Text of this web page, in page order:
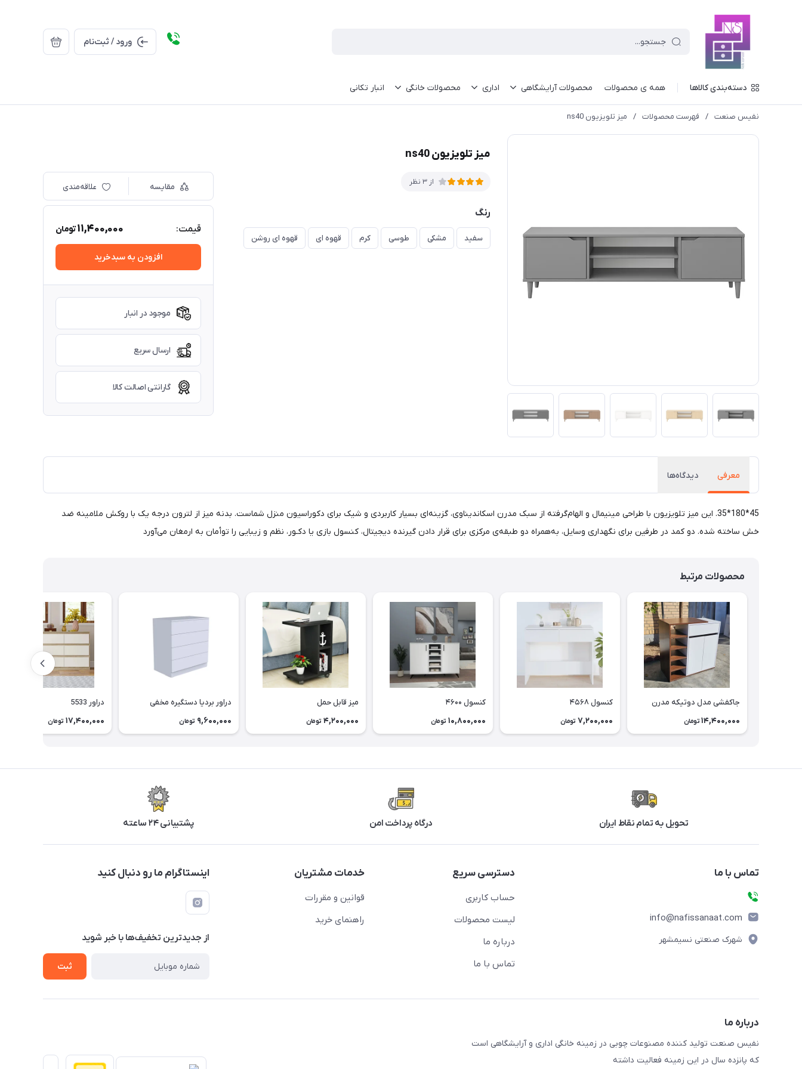
ورود / ثبت‌نام
دسته‌بندی کالاها همه ی محصولات محصولات آرایشگاهی اداری محصولات خانگی انبار تکانی
نفیس صنعت / فهرست محصولات / میز تلویزیون ns40
میز تلویزیون ns40
از 3 نظر
رنگ
سفید مشکی طوسی کرم قهوه ای قهوه ای روشن
مقایسه علاقه‌مندی
قیمت: 11,400,000تومان
افزودن به سبدخرید
موجود در انبار
ارسال سریع
گارانتی اصالت کالا
معرفی دیدگاه‌ها
45*180*35. این میز تلویزیون با طراحی مینیمال و الهام‌گرفته از سبک مدرن اسکاندیناوی، گزینه‌ای بسیار کاربردی و شیک برای دکوراسیون منزل شماست. بدنه میز از لترون درجه یک با روکش ملامینه ضد
خش ساخته شده. دو کمد در طرفین برای نگهداری وسایل، به‌همراه دو طبقه‌ی مرکزی برای قرار دادن گیرنده دیجیتال، کنسول بازی یا دکـور، نظم و زیبایی را توأمان به ارمغان می‌آورد
محصولات مرتبط
جاکفشی مدل دوتیکه مدرن
14,400,000 تومان
کنسول ۴۵۶۸
7,200,000 تومان
کنسول ۴۶۰۰
10,800,000 تومان
میز قابل حمل
4,200,000 تومان
دراور بردیا دستگیره مخفی
9,600,000 تومان
دراور 5533
17,400,000 تومان
تحویل به تمام نقاط ایران درگاه پرداخت امن پشتیبانی ۲۴ ساعته
تماس با ما
info@nafissanaat.com
شهرک صنعتی نسیمشهر
دسترسی سریع
حساب کاربری
لیست محصولات
درباره ما
تماس با ما
خدمات مشتریان
قوانین و مقررات
راهنمای خرید
اینستاگرام ما رو دنبال کنید
از جدید‌ترین تخفیف‌ها با‌ خبر شوید
ثبت
درباره ما
نفیس صنعت تولید کننده مصنوعات چوبی در زمینه خانگی اداری و آرایشگاهی است
که پانزده سال در این زمینه فعالیت داشته